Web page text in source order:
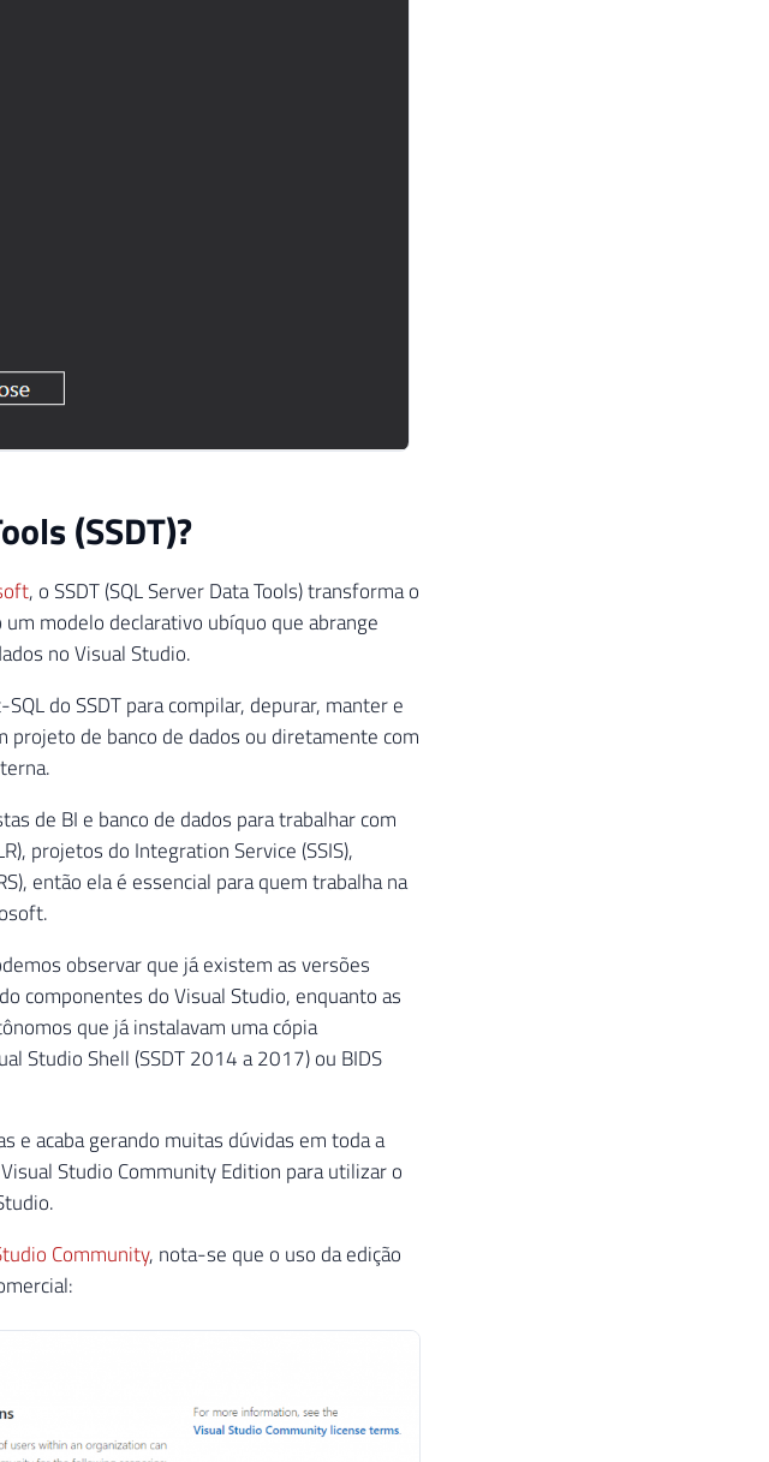
(SSDT)?
, o SSDT (SQL Server Data Tools) transforma o
modelo declarativo ubíquo que abrange
no Visual Studio.
do SSDT para compilar, depurar, manter e
projeto de banco de dados ou diretamente com
de BI e banco de dados para trabalhar com
projetos do Integration Service (SSIS),
então ela é essencial para quem trabalha na
observar que já existem as versões
componentes do Visual Studio, enquanto as
que já instalavam uma cópia
Studio Shell (SSDT 2014 a 2017) ou BIDS
e acaba gerando muitas dúvidas em toda a
Studio Community Edition para utilizar o
Community, nota-se que o uso da edição